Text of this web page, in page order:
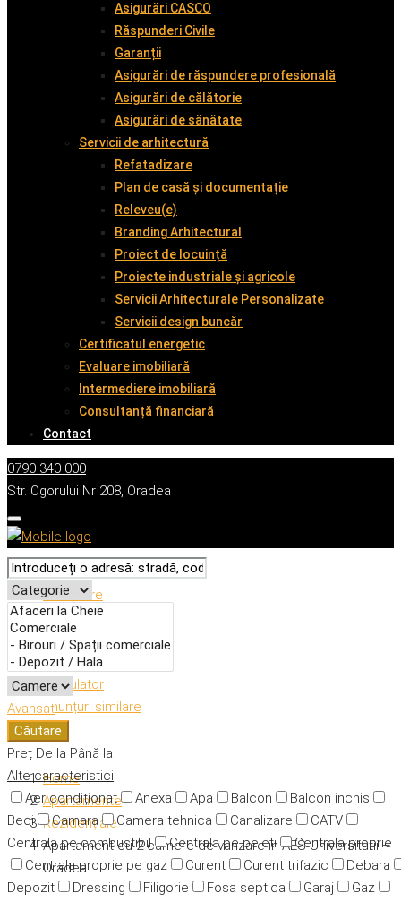
Asigurări CASCO
Răspunderi Civile
Garanții
Asigurări de răspundere profesională
Asigurări de călătorie
Asigurări de sănătate
Servicii de arhitectură
Refatadizare
Plan de casă și documentație
Releveu(e)
Branding Arhitectural
Proiect de locuință
Proiecte industriale și agricole
Servicii Arhitecturale Personalizate
Servicii design buncăr
Certificatul energetic
Evaluare imobiliară
Intermediere imobiliară
Consultanță financiară
Contact
0790 340 000
Str. Ogorului Nr 208, Oradea
Avansat
Căutare
Preț De la Până la
Alte caracteristici
Aer condiționat
Anexa Apa Balcon
Balcon inchis
Beci
Camara Camera tehnica Canalizare
CATV
Centrala pe combustibil
Centrala pe peleti
Centrala proprie
Centrala proprie pe gaz
Curent Curent trifazic
Debara
Depozit
Dressing Filigorie Fosa septica Garaj
Gaz
Descriere
Caracteristici
Adresă
Detalii
Calculator
Anunțuri similare
Home
Apartamente
Rezidențiale
Apartament cu 2 camere de vanzare in AES Universitatii –
Oradea